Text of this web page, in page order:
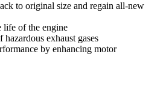
to original size and regain all-new
life of the engine
hazardous exhaust gases
by enhancing motor